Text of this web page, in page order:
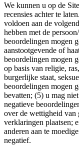
We kunnen u op de
recensies achter te
voldoen aan de
hebben met de
beoordelingen mogen
aanstootgevende of
beoordelingen mogen
op basis van religie,
burgerlijke staat,
beoordelingen mogen
bevatten; (5) u mag
negatieve
over de wettigheid van
verklaringen plaatsen;
anderen aan te
negatief.